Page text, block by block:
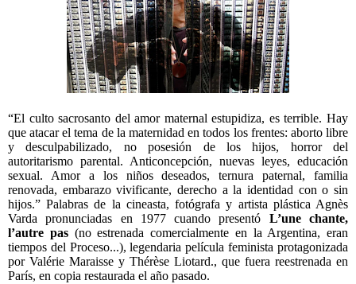
“El culto sacrosanto del amor maternal estupidiza, es terrible. Hay
que atacar el tema de la maternidad en todos los frentes: aborto libre
y desculpabilizado, no posesión de los hijos, horror del
autoritarismo parental. Anticoncepción, nuevas leyes, educación
sexual. Amor a los niños deseados, ternura paternal, familia
renovada, embarazo vivificante, derecho a la identidad con o sin
hijos.” Palabras de la cineasta, fotógrafa y artista plástica Agnès
Varda pronunciadas en 1977 cuando presentó L’une chante,
l’autre pas (no estrenada comercialmente en la Argentina, eran
tiempos del Proceso...), legendaria película feminista protagonizada
por Valérie Maraisse y Thérèse Liotard., que fuera reestrenada en
París, en copia restaurada el año pasado.